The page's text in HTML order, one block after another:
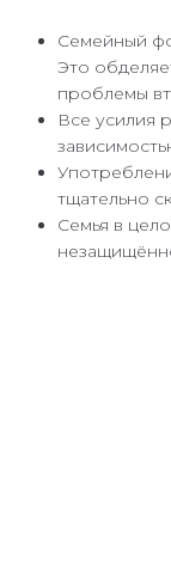
Семейный
Это
проблемы
Все усилия
тщательно
Семья в